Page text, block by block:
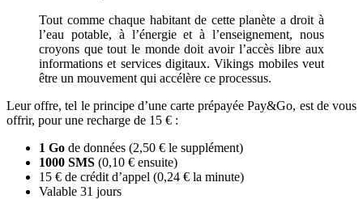
Tout comme chaque habitant de cette planète a droit à
l’eau potable, à l’énergie et à l’enseignement, nous
croyons que tout le monde doit avoir l’accès libre aux
informations et services digitaux. Vikings mobiles veut
être un mouvement qui accélère ce processus.
Leur offre, tel le principe d’une carte prépayée Pay&Go, est de vous
offrir, pour une recharge de 15 € :
1 Go de données (2,50 € le supplément)
1000 SMS (0,10 € ensuite)
15 € de crédit d’appel (0,24 € la minute)
Valable 31 jours